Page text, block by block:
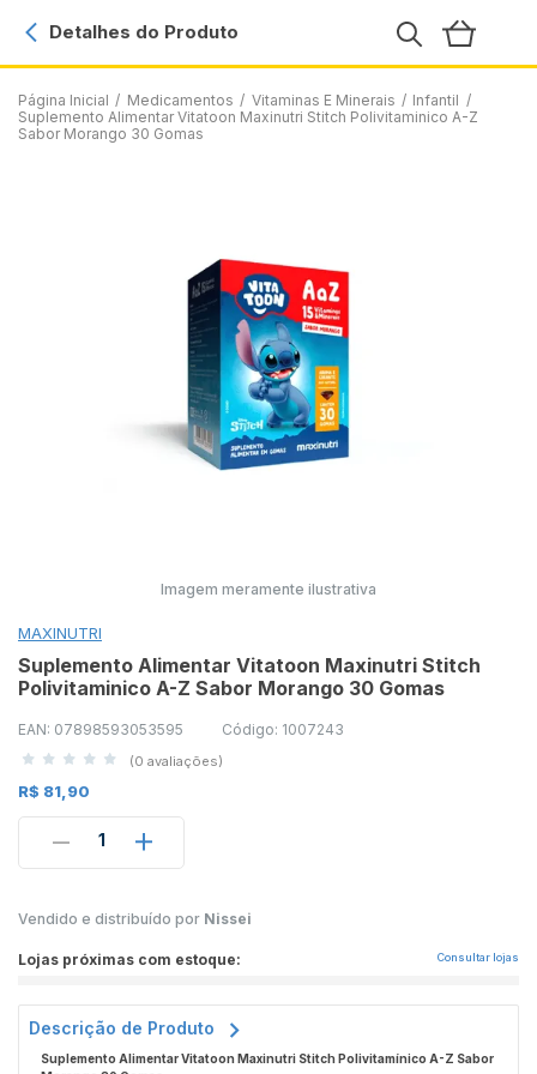
Página Inicial / Medicamentos / Vitaminas E Minerais / Infantil /
Suplemento Alimentar Vitatoon Maxinutri Stitch Polivitaminico A-Z
Sabor Morango 30 Gomas
Detalhes do Produto
Imagem meramente ilustrativa
MAXINUTRI
Suplemento Alimentar Vitatoon Maxinutri Stitch
Polivitaminico A-Z Sabor Morango 30 Gomas
EAN: 07898593053595 Código: 1007243
(0 avaliações)
R$ 81,90
1
Vendido e distribuído por Nissei
Lojas próximas com estoque: Consultar lojas
Descrição de Produto
Dito pelo ChatGPT:
Suplemento Alimentar Vitatoon Maxinutri Stitch Polivitamínico A-Z Sabor